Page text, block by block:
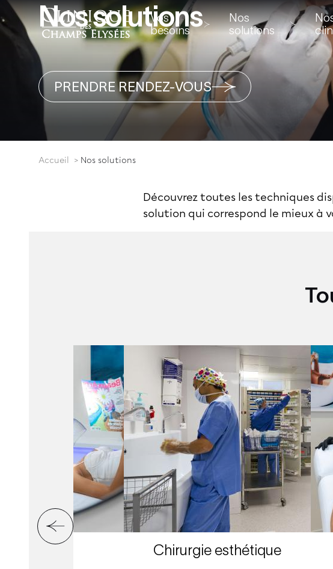
Vos
besoins
Nos
solutions
Nos solutions
PRENDRE RENDEZ-VOUS
Accueil Nos solutions
Découvrez toutes les techniques
solution qui correspond le mieux à
Chirurgie esthétique